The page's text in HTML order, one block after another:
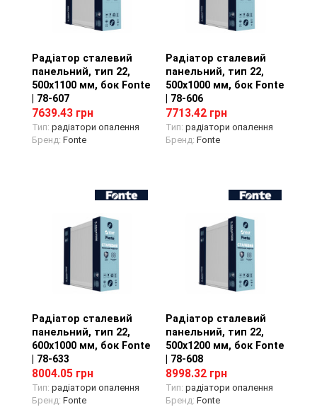
Перегляд товару
Радіатор сталевий
панельний, тип 22,
500х1100 мм, бок Fonte
| 78-607
7639.43 грн
Тип: радіатори опалення
Бренд: Fonte
Перегляд товару
Радіатор сталевий
панельний, тип 22,
500х1000 мм, бок Fonte
| 78-606
7713.42 грн
Тип: радіатори опалення
Бренд: Fonte
Перегляд товару
Радіатор сталевий
панельний, тип 22,
600х1000 мм, бок Fonte
| 78-633
8004.05 грн
Тип: радіатори опалення
Бренд: Fonte
Перегляд товару
Радіатор сталевий
панельний, тип 22,
500х1200 мм, бок Fonte
| 78-608
8998.32 грн
Тип: радіатори опалення
Бренд: Fonte